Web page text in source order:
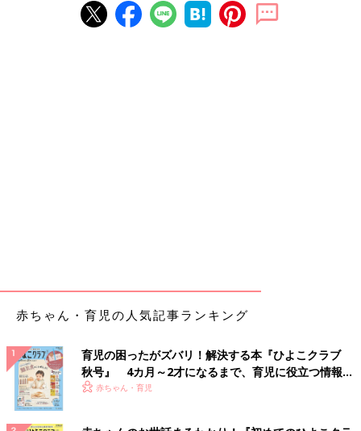
赤ちゃん・育児の人気記事ランキング
育児の困ったがズバリ！解決する本『ひよこクラブ
秋号』 4カ月～2才になるまで、育児に役立つ情報が
いっぱい！
赤ちゃん・育児